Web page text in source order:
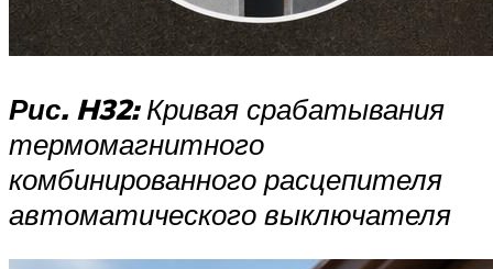
Рис. H32: Кривая срабатывания
термомагнитного
комбинированного расцепителя
автоматического выключателя